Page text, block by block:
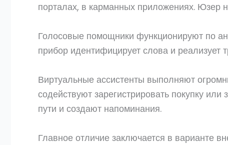
порталах, в карманных приложениях. Юзер
Голосовые помощники функционируют по
прибор идентифицирует слова и
Виртуальные ассистенты выполняют
содействуют зарегистрировать покупку
пути и создают напоминания.
Главное отличие заключается в варианте